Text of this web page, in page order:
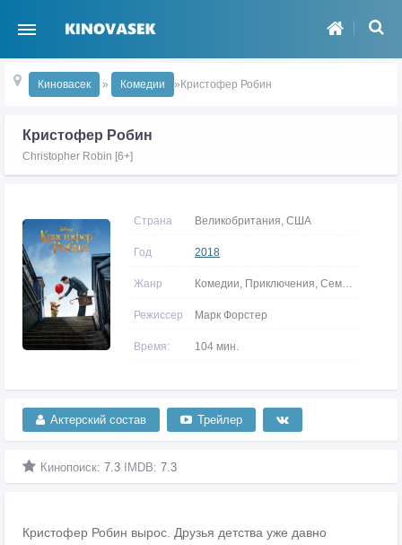
Киновасек » Комедии »Кристофер Робин
Кристофер Робин
Christopher Robin [6+]
Страна Великобритания, США
Год 2018
Жанр Комедии, Приключения, Семейные, Драмы, Фэнтези
Режиссер Марк Форстер
Время: 104 мин.
Актерский состав Трейлер
Кинопоиск: 7.3 IMDB: 7.3
Кристофер Робин вырос. Друзья детства уже давно